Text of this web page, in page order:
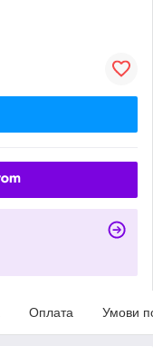
Оплата Умови